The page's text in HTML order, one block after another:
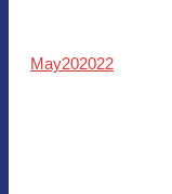
May202022